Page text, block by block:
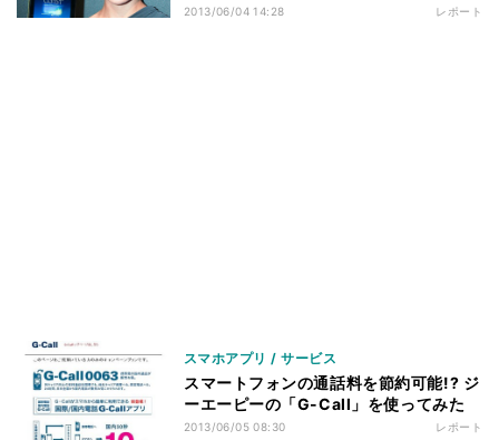
2013/06/04 14:28 レポート
スマホアプリ / サービス
スマートフォンの通話料を節約可能!? ジ
ーエーピーの「G-Call」を使ってみた
2013/06/05 08:30 レポート